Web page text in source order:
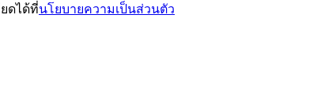
ดได้ที่นโยบายความเป็นส่วนตัว